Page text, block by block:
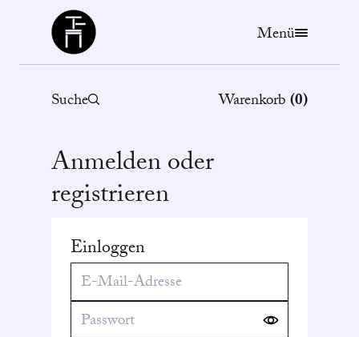
Büchergilde
Menü
Suche Warenkorb(0)
Anmelden oder
registrieren
Einloggen